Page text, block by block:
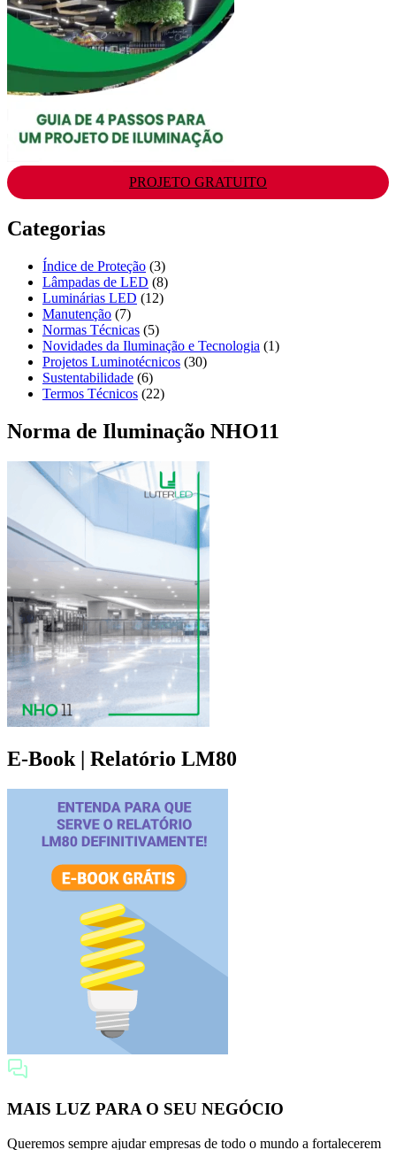
PROJETO GRATUITO
Categorias
Índice de Proteção (3)
Lâmpadas de LED (8)
Luminárias LED (12)
Manutenção (7)
Normas Técnicas (5)
Novidades da Iluminação e Tecnologia (1)
Projetos Luminotécnicos (30)
Sustentabilidade (6)
Termos Técnicos (22)
Norma de Iluminação NHO11
E-Book | Relatório LM80
MAIS LUZ PARA O SEU NEGÓCIO
Queremos sempre ajudar empresas de todo o mundo a fortalecerem